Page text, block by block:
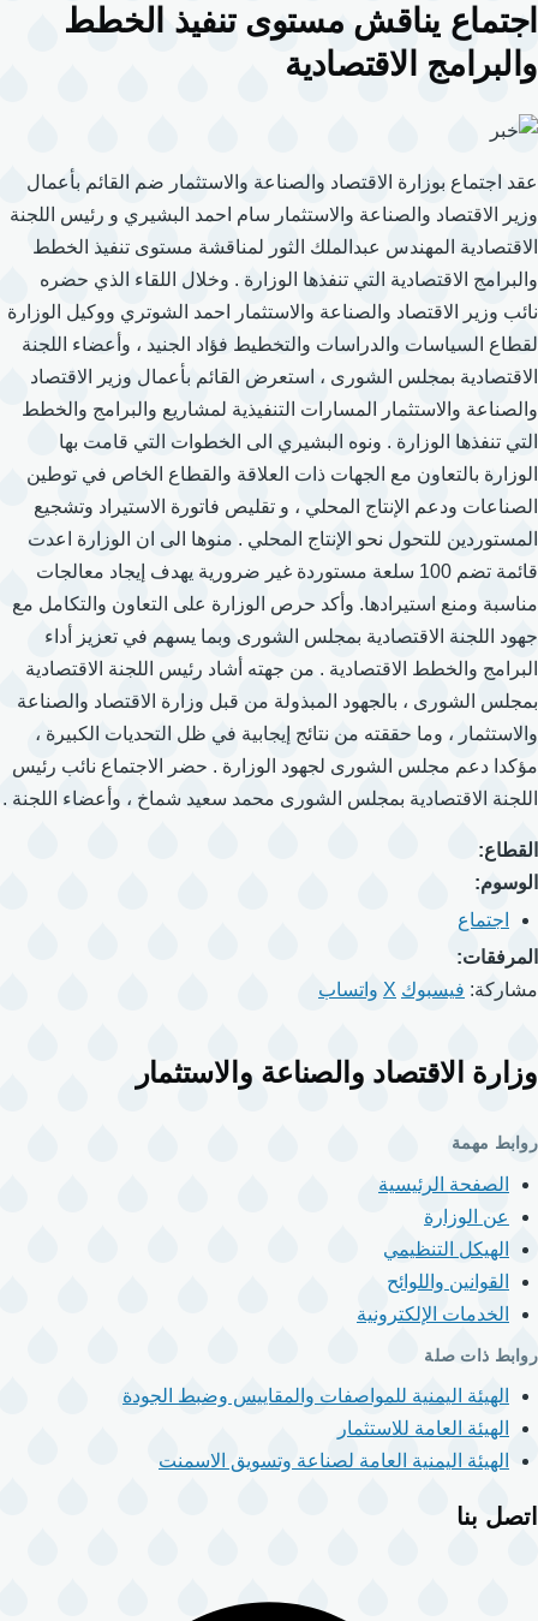
اجتماع يناقش مستوى تنفيذ الخطط
والبرامج الاقتصادية
عقد اجتماع بوزارة الاقتصاد والصناعة والاستثمار ضم القائم بأعمال
وزير الاقتصاد والصناعة والاستثمار سام احمد البشيري و رئيس اللجنة
الاقتصادية المهندس عبدالملك الثور لمناقشة مستوى تنفيذ الخطط
والبرامج الاقتصادية التي تنفذها الوزارة . وخلال اللقاء الذي حضره
نائب وزير الاقتصاد والصناعة والاستثمار احمد الشوتري ووكيل الوزارة
لقطاع السياسات والدراسات والتخطيط فؤاد الجنيد ، وأعضاء اللجنة
الاقتصادية بمجلس الشورى ، استعرض القائم بأعمال وزير الاقتصاد
والصناعة والاستثمار المسارات التنفيذية لمشاريع والبرامج والخطط
التي تنفذها الوزارة . ونوه البشيري الى الخطوات التي قامت بها
الوزارة بالتعاون مع الجهات ذات العلاقة والقطاع الخاص في توطين
الصناعات ودعم الإنتاج المحلي ، و تقليص فاتورة الاستيراد وتشجيع
المستوردين للتحول نحو الإنتاج المحلي . منوها الى ان الوزارة اعدت
قائمة تضم 100 سلعة مستوردة غير ضرورية يهدف إيجاد معالجات
مناسبة ومنع استيرادها. وأكد حرص الوزارة على التعاون والتكامل مع
جهود اللجنة الاقتصادية بمجلس الشورى وبما يسهم في تعزيز أداء
البرامج والخطط الاقتصادية . من جهته أشاد رئيس اللجنة الاقتصادية
بمجلس الشورى ، بالجهود المبذولة من قبل وزارة الاقتصاد والصناعة
والاستثمار ، وما حققته من نتائج إيجابية في ظل التحديات الكبيرة ،
مؤكدا دعم مجلس الشورى لجهود الوزارة . حضر الاجتماع نائب رئيس
اللجنة الاقتصادية بمجلس الشورى محمد سعيد شماخ ، وأعضاء اللجنة .
القطاع:
الوسوم:
اجتماع
المرفقات:
مشاركة: فيسبوك X واتساب
وزارة الاقتصاد والصناعة والاستثمار
روابط مهمة
الصفحة الرئيسية
عن الوزارة
الهيكل التنظيمي
القوانين واللوائح
الخدمات الإلكترونية
روابط ذات صلة
الهيئة اليمنية للمواصفات والمقاييس وضبط الجودة
الهيئة العامة للاستثمار
الهيئة اليمنية العامة لصناعة وتسويق الاسمنت
اتصل بنا